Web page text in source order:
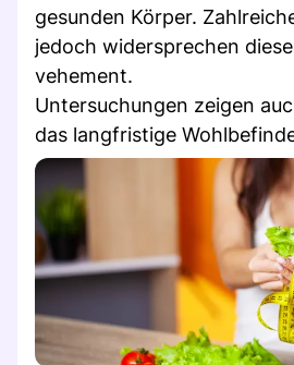
gesunden Körper.
jedoch widersprechen
vehement.
Untersuchungen zeigen
das langfristige